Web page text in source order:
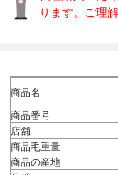
ります。ご理
商品名
商品番号
店舗
商品毛重量
商品の産地